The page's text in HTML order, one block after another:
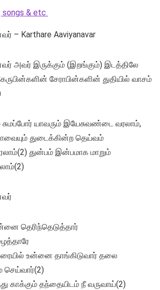
songs & etc
– Karthare Aaviyanavar
அவர் இருக்கும் (இறங்கும்) இடத்திலே
சேராபின்களின் துதியில் வாசம்
சுமப்போர் யாவரும் இயேசுவண்டை வரலாம்,
துடைக்கின்ற தெய்வம்
துன்பம் இன்பமாக மாறும்
தெரிந்தெடுத்தார்
உன்னை தாங்கிடுவார் தலை
செய்வார்(2)
காக்கும் தந்தையிடம் நீ வருவாய்(2)